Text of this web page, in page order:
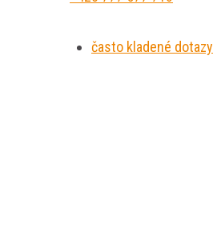
často kladené dotazy